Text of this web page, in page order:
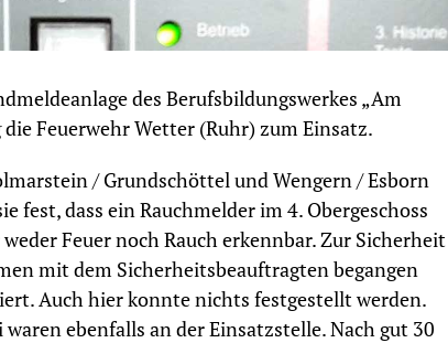
des Berufsbildungswerkes „Am
Feuerwehr Wetter (Ruhr) zum Einsatz.
/ Grundschöttel und Wengern / Esborn
dass ein Rauchmelder im 4. Obergeschoss
Feuer noch Rauch erkennbar. Zur Sicherheit
mit dem Sicherheitsbeauftragten begangen
Auch hier konnte nichts festgestellt werden.
ebenfalls an der Einsatzstelle. Nach gut 30